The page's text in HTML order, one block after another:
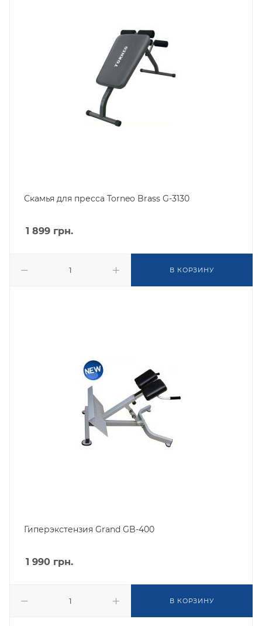
Скамья для пресса Torneo Brass G-3130
1 899 грн.
В КОРЗИНУ
Гиперэкстензия Grand GB-400
1 990 грн.
В КОРЗИНУ